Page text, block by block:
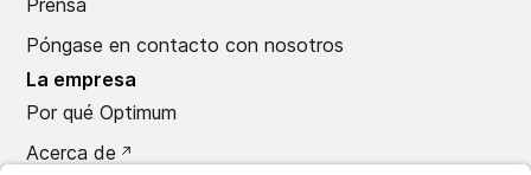
Prensa
Póngase en contacto con nosotros
La empresa
Por qué Optimum
Acerca de